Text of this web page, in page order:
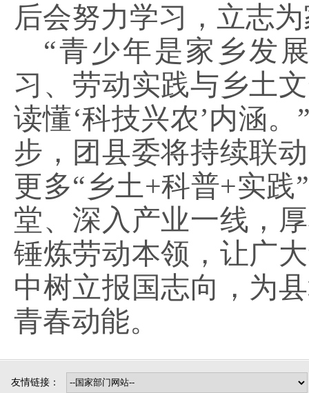
后会努力学习，立志
“青少年是家乡发
习、劳动实践与乡土
读懂‘科技兴农’内涵
步，团县委将持续联
更多“乡土+科普+实
堂、深入产业一线，
锤炼劳动本领，让广
中树立报国志向，为
青春动能。
友情链接：